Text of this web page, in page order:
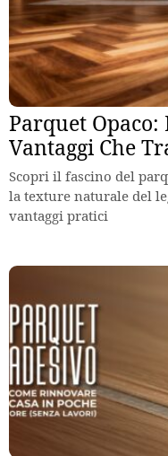
Parquet Opaco:
Vantaggi Che
Scopri il fascino del
la texture naturale del
vantaggi pratici